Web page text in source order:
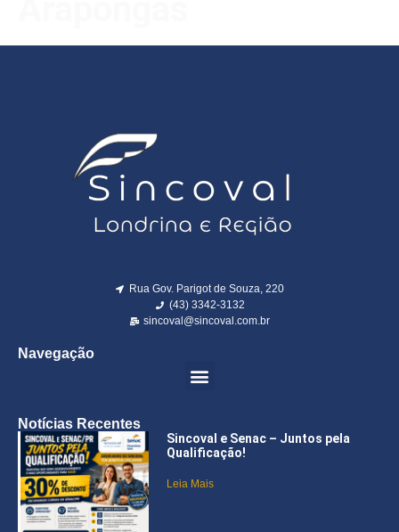
Rua Gov. Parigot de Souza, 220
(43) 3342-3132
sincoval@sincoval.com.br
Navegação
Notícias Recentes
Sincoval e Senac – Juntos pela
Qualificação!
Leia Mais